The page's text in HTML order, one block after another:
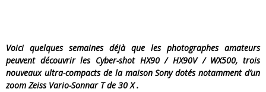
Voici quelques semaines déjà que les photographes amateurs
peuvent découvrir les Cyber-shot HX90 / HX90V / WX500, trois
nouveaux ultra-compacts de la maison Sony dotés notamment d’un
zoom Zeiss Vario-Sonnar T de 30 X .